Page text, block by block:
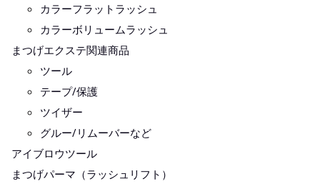
カラーフラットラッシュ
カラーボリュームラッシュ
まつげエクステ関連商品
ツール
テープ/保護
ツイザー
グルー/リムーバーなど
アイブロウツール
まつげパーマ（ラッシュリフト）